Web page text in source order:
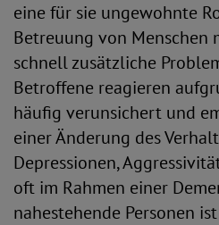
eine für sie ungewohnte
Betreuung von Menschen
schnell zusätzliche
Betroffene reagieren
häufig verunsichert und
einer Änderung des
Depressionen,
oft im Rahmen einer
nahestehende Personen